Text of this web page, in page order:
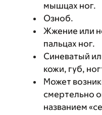
мышцах ног.
Озноб.
Жжение или
пальцах ног.
Синеватый
кожи, губ,
Может
смертельно
названием